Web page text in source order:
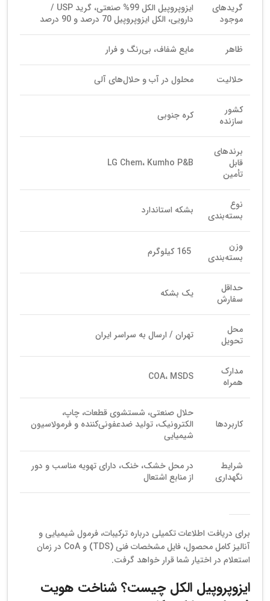
گریدهای
موجود
ایزوپروپیل الکل 99% صنعتی، گرید USP /
دارویی، الکل ایزوپروپیل 70 درصد و 90 درصد
ظاهر مایع شفاف، بی‌رنگ و فرار
حلالیت محلول در آب و حلال‌های آلی
کشور
سازنده
کره جنوبی
برندهای
قابل
تأمین
LG Chem، Kumho P&B
نوع
بسته‌بندی
بشکه استاندارد
وزن
بسته‌بندی
حداقل
سفارش
یک بشکه
محل
تحویل
تهران / ارسال به سراسر ایران
مدارک
همراه
COA، MSDS
کاربردها
حلال صنعتی، شستشوی قطعات، چاپ،
الکترونیک، تولید ضدعفونی‌کننده و فرمولاسیون
شیمیایی
شرایط
نگهداری
در محل خشک، خنک، دارای تهویه مناسب و دور
از منابع اشتعال
برای دریافت اطلاعات تکمیلی درباره ترکیبات، فرمول شیمیایی و
آنالیز کامل محصول، فایل مشخصات فنی (TDS) و CoA در زمان
استعلام در اختیار شما قرار خواهد گرفت.
ایزوپروپیل الکل چیست؟ شناخت هویت